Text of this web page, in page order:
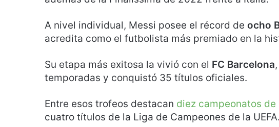
A nivel individual, Messi posee el récord de ocho
acredita como el futbolista más premiado en la
Su etapa más exitosa la vivió con el FC Barcelona
temporadas y conquistó 35 títulos oficiales.
Entre esos trofeos destacan diez campeonatos de
cuatro títulos de la Liga de Campeones de la UEFA.